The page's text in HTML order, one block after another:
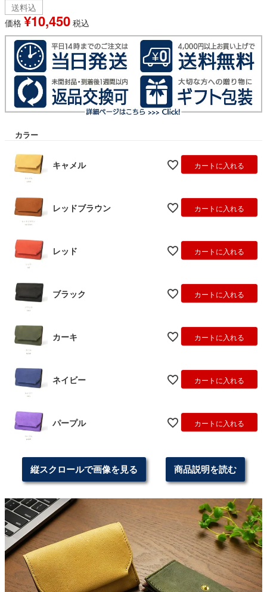
送料込
価格 ¥10,450 税込
カラー
キャメル カートに入れる
レッドブラウン カートに入れる
レッド カートに入れる
ブラック カートに入れる
カーキ カートに入れる
ネイビー カートに入れる
パープル カートに入れる
縦スクロールで画像を見る 商品説明を読む